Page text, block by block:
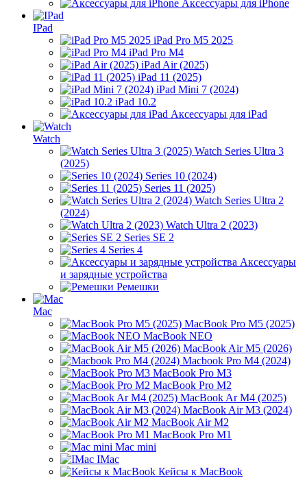
Аксессуары для iPhone
IPad
iPad Pro M5 2025
iPad Pro M4
iPad Air (2025)
iPad 11 (2025)
iPad Mini 7 (2024)
iPad 10.2
Аксессуары для iPad
Watch
Watch Series Ultra 3
(2025)
Series 10 (2024)
Series 11 (2025)
Watch Series Ultra 2
(2024)
Watch Ultra 2 (2023)
Series SE 2
Series 4
Аксессуары
и зарядные устройства
Ремешки
Mac
MacBook Pro M5 (2025)
MacBook NEO
MacBook Air M5 (2026)
Macbook Pro M4 (2024)
MacBook Pro M3
MacBook Pro M2
MacBook Ar M4 (2025)
MacBook Air M3 (2024)
MacBook Air M2
MacBook Pro M1
Mac mini
IMac
Кейсы к MacBook